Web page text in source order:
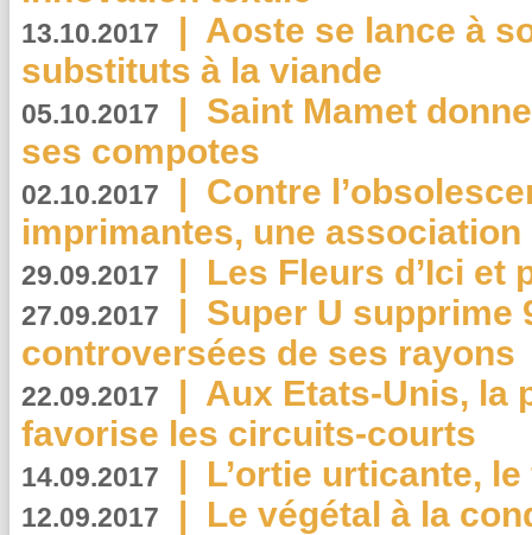
13.10.2017 | Aoste se lance à
substituts à la viande
05.10.2017 | Saint Mamet
ses compotes
02.10.2017 | Contre
imprimantes, une
29.09.2017 | Les Fleurs d’Ici et
27.09.2017 | Super U supprime
controversées de ses rayons
22.09.2017 | Aux Etats-Unis, la
favorise les circuits-courts
14.09.2017 | L’ortie urticante,
12.09.2017 | Le végétal à la